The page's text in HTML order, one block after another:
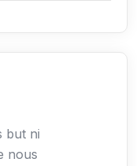
but ni
nous